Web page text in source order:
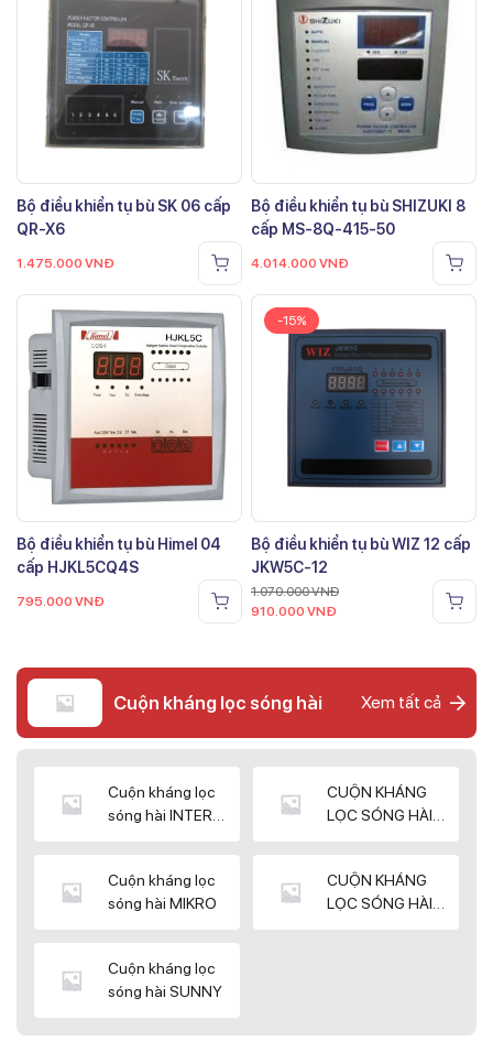
Bộ điều khiển tụ bù SK 06 cấp
QR-X6
1.475.000 VNĐ
Bộ điều khiển tụ bù SHIZUKI 8
cấp MS-8Q-415-50
4.014.000 VNĐ
Bộ điều khiển tụ bù Himel 04
cấp HJKL5CQ4S
795.000 VNĐ
-15%
Bộ điều khiển tụ bù WIZ 12 cấp
JKW5C-12
1.070.000VNĐ
910.000 VNĐ
Cuộn kháng lọc sóng hài Xem tất cả
Cuộn kháng lọc
sóng hài INTER
CUỘN KHÁNG
LỌC SÓNG HÀI
Cuộn kháng lọc
sóng hài MIKRO
CUỘN KHÁNG
LỌC SÓNG HÀI
Cuộn kháng lọc
sóng hài SUNNY